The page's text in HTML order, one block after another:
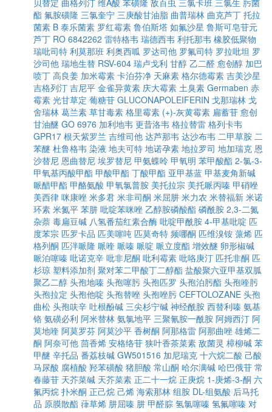
贝替定 曲格列汀 维A酸 苯磺隆 敌百虫 三氯卡班 三氯生 肟菌
酯 氟胺磺隆 三氯奎宁 三庚酸甘油脂 曲普瑞林 曲克芦丁 托拉
菌素 B 泰乐菌素 罗红霉素 鲁伯斯塔 如氟沙星 鲁斯可皂苷元
芦丁 RO 6842262 雷特格韦 瑞德西韦 利托那韦 橡胶低聚物
瑞吡司特 利莫那班 利奥西呱 罗达司他 罗氟司特 罗拉吡坦 罗
沙司他 瑞地生替 RSV-604 瑞卢戈利 甘醇 乙二醛 愈创醇 加巴
喷丁 高良姜 加米霉素 卡泊芬净 天麻素 格尔德霉素 吉美沙星
吉格列汀 吉尼平 金雀异黄素 庆大霉素 土臭素 Germaben 赤
霉素 光甘草定 葡糖苷 GLUCONAPOLEIFERIN 戈那瑞林 戈
舍瑞林 葛兰素 草甘毒素 格里霉素 (+)-灰黄霉素 扁蓄苷 愈创
甘油醚 GO 6976 加利地韦 更昔洛韦 格拉替雷 格列卡韦
GPR17 根天紫罗兰 吉维司他 达芦那韦 达沙布韦 二甲草胺 二
苯醚 杜鲁格韦 染液 地夫可特 地诺孕素 地拉罗司 地加瑞克 恩
沙替尼 恩曲替尼 埃罗替尼 甲氨蝶呤 甲氧明 苯甲酸酯 2-氯-3-
甲氧基丙酸甲酯 甲酸甲酯 丁酸甲酯 亚甲基蓝 甲基麦角新碱
哌醋甲酯 甲酪氨酸 甲氧氯普胺 美托拉宗 美托哌丙嗪 甲硝唑
美西律 咪康唑 米多君 米非司酮 米屈肼 米力农 米替福新 米诺
环素 米氮平 苯肼 吡啶苯咪唑 乙醇胺磷酸酯 磷酰胺 2,3-二氮
杂萘 毒扁豆碱 八氢番茄红素合酶 吡啶甲酰胺 4-甲基吡啶 匹
度苯宗 匹罗卡品 匹美噻吨 匹莫奇特 频哪酮 匹维溴铵 蒎烯 匹
格列酮 匹泮哌隆 哌喹 哌嗪 哌啶 哌立度酯 增效醚 卵形椒碱
哌泊噻嗪 吡诺克辛 吡非尼酮 吡利霉素 吡咯庚汀 匹托非酮 匹
杉琼 塑料添加剂 聚对苯二甲酸丁二醇酯 盐酸聚六亚甲基双胍
聚乙二醇 头孢地嗪 头孢噻肟 头孢匹罗 头孢泊肟酯 头孢喹肟
头孢拉定 头孢他啶 头孢替唑 头孢唑肟 CEFTOLOZANE 头孢
曲松 头孢呋辛 吐根酚碱 三尖杉宁碱 神经酰胺 西替利嗪 氨基
铬 氨磺必利 阿米替林 氨氯地平 三聚氰胺一酰胺 阿姆西汀 阿
莫地喹 阿莫罗芬 阿莫沙平 香树酮 阿那格雷 阿那曲唑 雄烯二
酮 阿奈可他 茴香烯 安格络苷 狭叶香茶菜素 敌菌灵 樟柳碱 苯
甲醚 辛托品 番荔枝碱 GW501516 加尼瑞克 十六烷二酸 己酸
马尿酸 腐植酸 羟苯磺酸 猪胆酸 常山酮 哈尔满碱 哈巴俄苷 常
春藤苷 天芥菜碱 天芥菜素 正二十一烷 正庚烷 1-庚烯-3-酮 六
氟丙烷 扑米酮 正己烷 己烯 海索那林 组胺 DL-组氨酸 后马托
品 原膜散酯 葎草烯 肼屈嗪 肼 甲醛腙 氢氯噻嗪 氢氟噻嗪 对